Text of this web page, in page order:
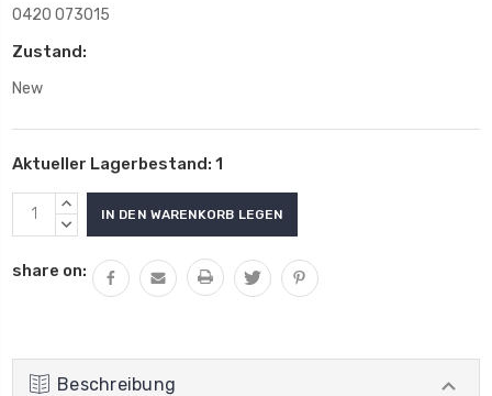
0420 073015
Zustand:
New
Aktueller Lagerbestand: 1
MENGE
VON
ERHÖHEN
MENGE
UNDEFINED
VERRINGERN
share on:
Beschreibung